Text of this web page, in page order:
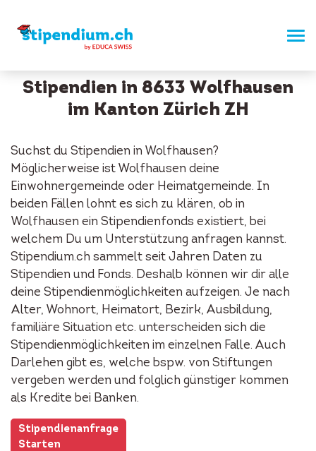
Stipendien in 8633 Wolfhausen
im Kanton Zürich ZH
Suchst du Stipendien in Wolfhausen?
Möglicherweise ist Wolfhausen deine
Einwohnergemeinde oder Heimatgemeinde. In
beiden Fällen lohnt es sich zu klären, ob in
Wolfhausen ein Stipendienfonds existiert, bei
welchem Du um Unterstützung anfragen kannst.
Stipendium.ch sammelt seit Jahren Daten zu
Stipendien und Fonds. Deshalb können wir dir alle
deine Stipendienmöglichkeiten aufzeigen. Je nach
Alter, Wohnort, Heimatort, Bezirk, Ausbildung,
familiäre Situation etc. unterscheiden sich die
Stipendienmöglichkeiten im einzelnen Falle. Auch
Darlehen gibt es, welche bspw. von Stiftungen
vergeben werden und folglich günstiger kommen
als Kredite bei Banken.
Stipendienanfrage
Starten